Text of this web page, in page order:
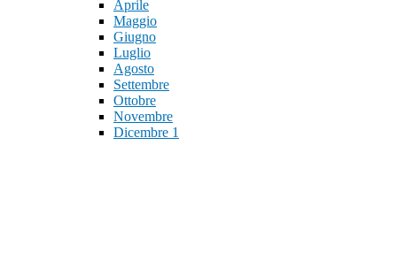
Aprile
Maggio
Giugno
Luglio
Agosto
Settembre
Ottobre
Novembre
Dicembre 1